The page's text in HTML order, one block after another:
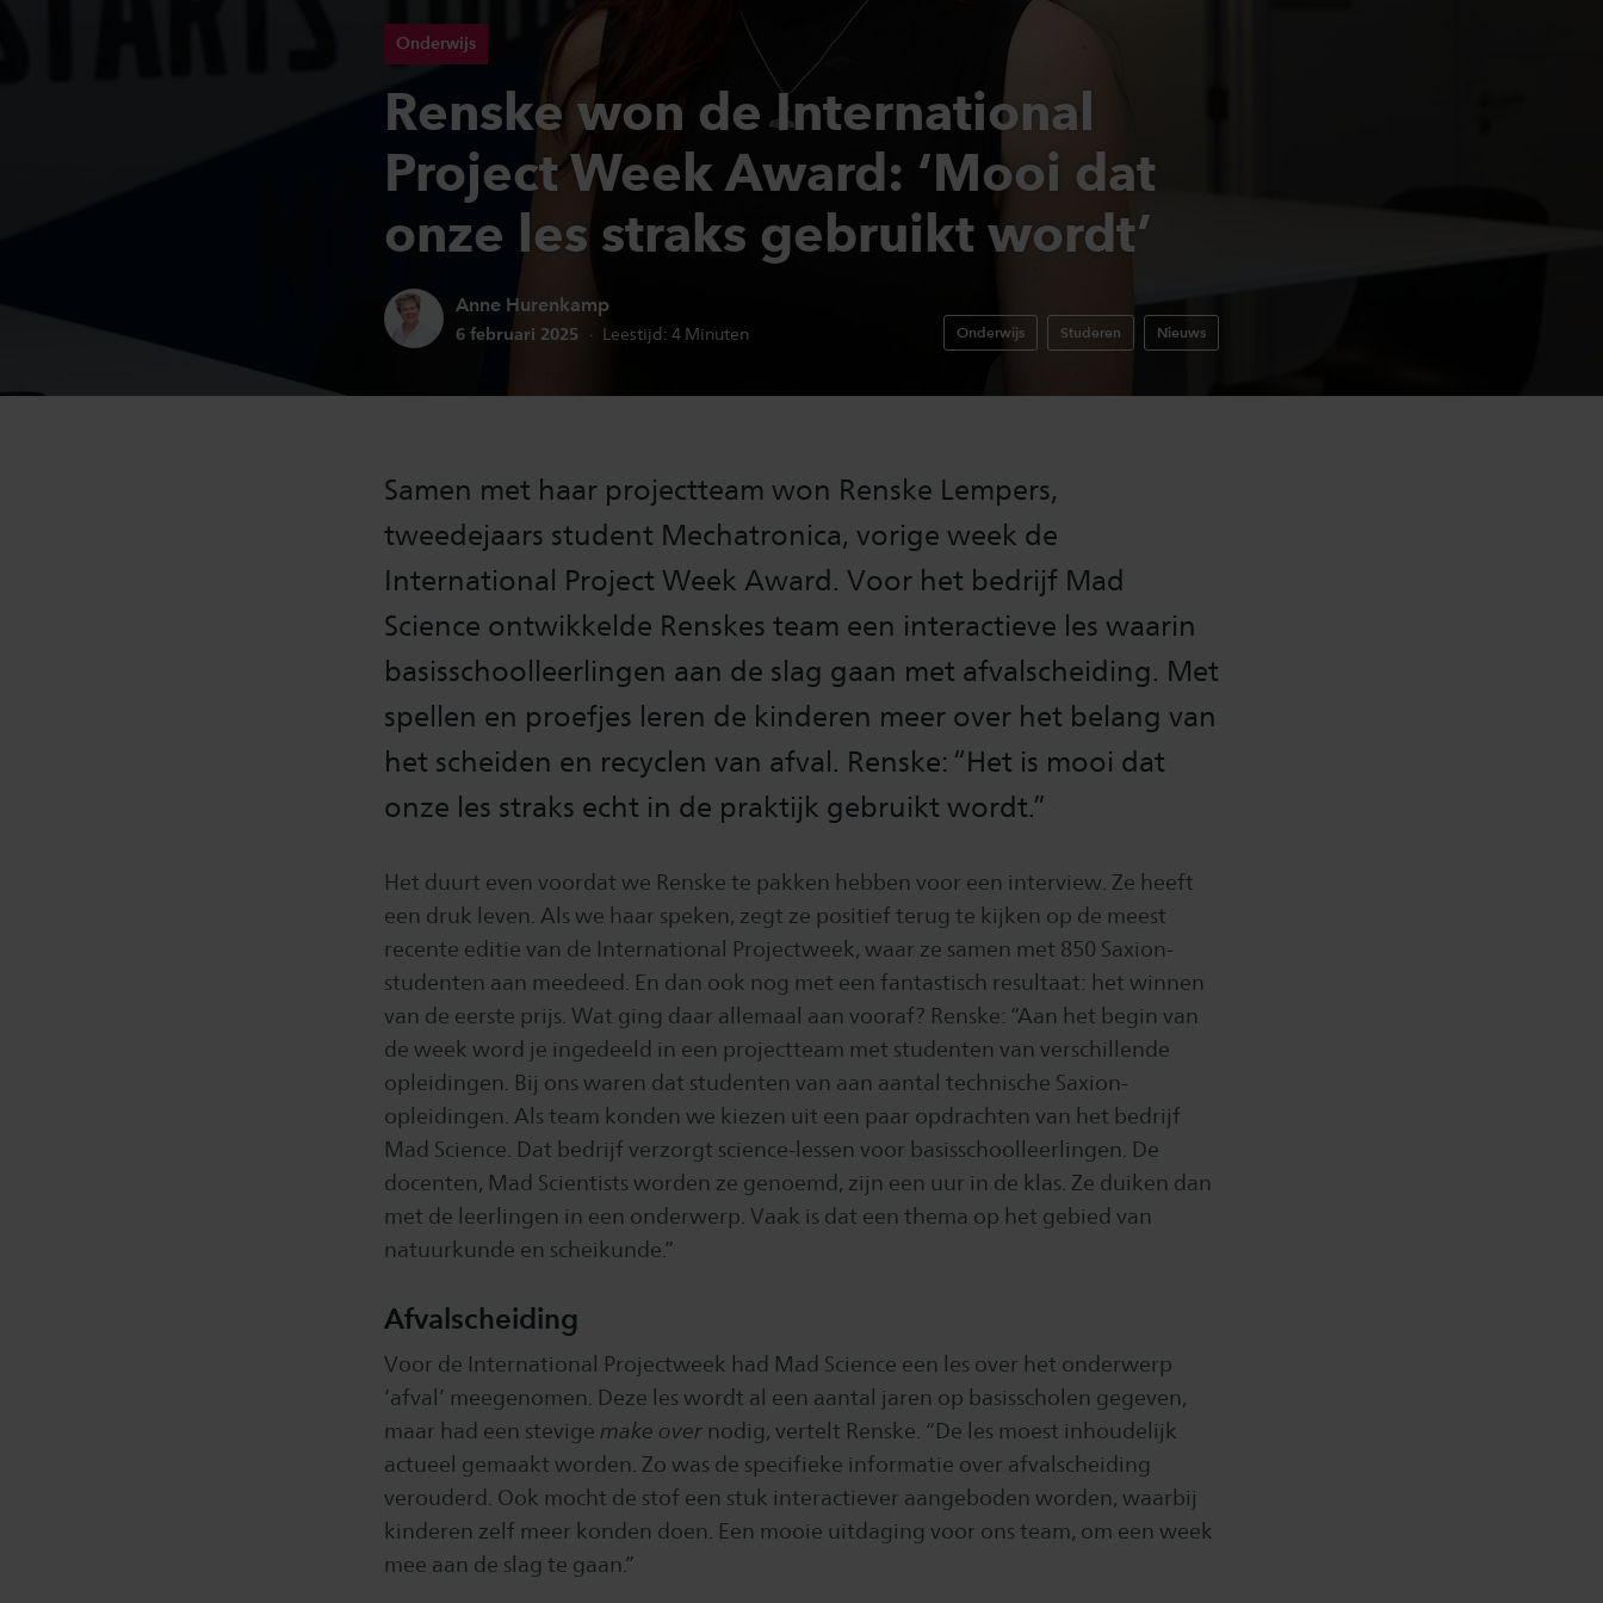
Onderwijs
Renske won de International
Project Week Award: ‘Mooi dat
onze les straks gebruikt wordt’
Auteur:
Anne Hurenkamp
Publicatiedatum:
6 februari 2025 Leestijd: 4 Minuten Onderwijs Studeren Nieuws
Samen met haar projectteam won Renske Lempers,
tweedejaars student Mechatronica, vorige week de
International Project Week Award. Voor het bedrijf Mad
Science ontwikkelde Renskes team een interactieve les waarin
basisschoolleerlingen aan de slag gaan met afvalscheiding. Met
spellen en proefjes leren de kinderen meer over het belang van
het scheiden en recyclen van afval. Renske: “Het is mooi dat
onze les straks echt in de praktijk gebruikt wordt.”
Het duurt even voordat we Renske te pakken hebben voor een interview. Ze heeft
een druk leven. Als we haar speken, zegt ze positief terug te kijken op de meest
recente editie van de International Projectweek, waar ze samen met 850 Saxion-
studenten aan meedeed. En dan ook nog met een fantastisch resultaat: het winnen
van de eerste prijs. Wat ging daar allemaal aan vooraf? Renske: “Aan het begin van
de week word je ingedeeld in een projectteam met studenten van verschillende
opleidingen. Bij ons waren dat studenten van aan aantal technische Saxion-
opleidingen. Als team konden we kiezen uit een paar opdrachten van het bedrijf
Mad Science. Dat bedrijf verzorgt science-lessen voor basisschoolleerlingen. De
docenten, Mad Scientists worden ze genoemd, zijn een uur in de klas. Ze duiken dan
met de leerlingen in een onderwerp. Vaak is dat een thema op het gebied van
natuurkunde en scheikunde.”
Afvalscheiding
Voor de International Projectweek had Mad Science een les over het onderwerp
‘afval’ meegenomen. Deze les wordt al een aantal jaren op basisscholen gegeven,
maar had een stevige make over nodig, vertelt Renske. “De les moest inhoudelijk
actueel gemaakt worden. Zo was de specifieke informatie over afvalscheiding
verouderd. Ook mocht de stof een stuk interactiever aangeboden worden, waarbij
kinderen zelf meer konden doen. Een mooie uitdaging voor ons team, om een week
mee aan de slag te gaan.”